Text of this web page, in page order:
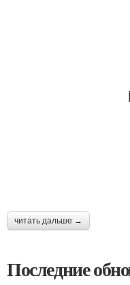
читать дальше →
Последние